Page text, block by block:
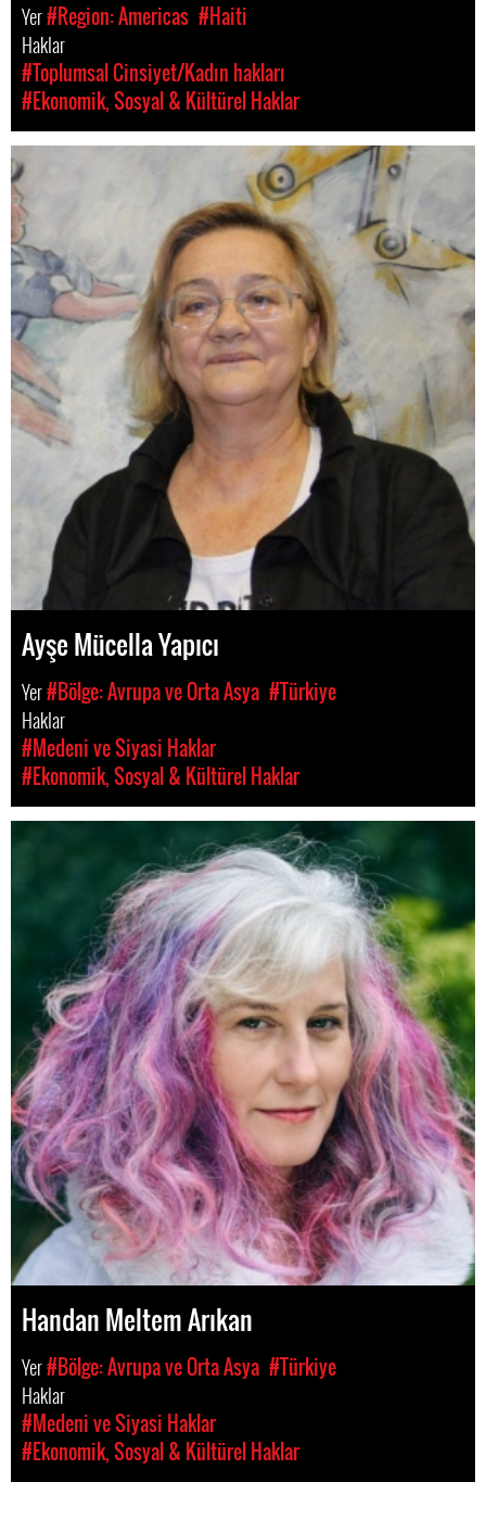
Yer#Region: Americas #Haiti
Haklar
#Toplumsal Cinsiyet/Kadın hakları
#Ekonomik, Sosyal & Kültürel Haklar
Ayşe Mücella Yapıcı
Yer#Bölge: Avrupa ve Orta Asya #Türkiye
Haklar
#Medeni ve Siyasi Haklar
#Ekonomik, Sosyal & Kültürel Haklar
Handan Meltem Arıkan
Yer#Bölge: Avrupa ve Orta Asya #Türkiye
Haklar
#Medeni ve Siyasi Haklar
#Ekonomik, Sosyal & Kültürel Haklar